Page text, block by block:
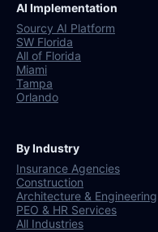
AI Implementation
Sourcy AI Platform
SW Florida
All of Florida
Miami
Tampa
Orlando
By Industry
Insurance Agencies
Construction
Architecture & Engineering
PEO & HR Services
All Industries